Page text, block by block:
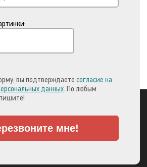
вы подтверждаете согласие на
данных. По любым
мне!